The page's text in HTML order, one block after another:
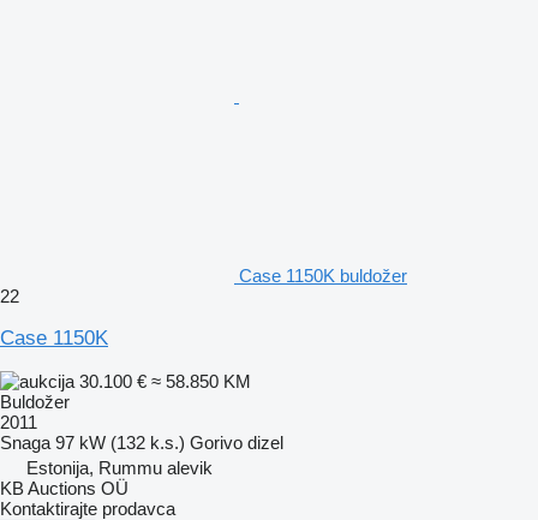
Case 1150K buldožer
22
Case 1150K
30.100 € ≈ 58.850 KM
Buldožer
2011
Snaga 97 kW (132 k.s.) Gorivo dizel
Estonija, Rummu alevik
KB Auctions OÜ
Kontaktirajte prodavca